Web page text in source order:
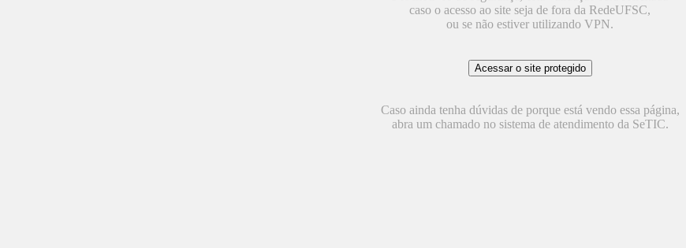
caso o acesso ao site seja de fora da RedeUFSC,
ou se não estiver utilizando VPN.
Caso ainda tenha dúvidas de porque está vendo essa página,
abra um chamado no sistema de atendimento da SeTIC.